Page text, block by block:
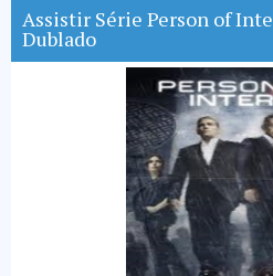
Assistir Série Person of
Dublado